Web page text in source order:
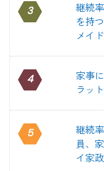
3
継続
を持
メイ
4
家事
ラッ
5
継続
員、
イ家